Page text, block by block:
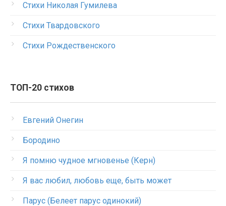
Стихи Николая Гумилева
Стихи Твардовского
Стихи Рождественского
ТОП-20 стихов
Евгений Онегин
Бородино
Я помню чудное мгновенье (Керн)
Я вас любил, любовь еще, быть может
Парус (Белеет парус одинокий)